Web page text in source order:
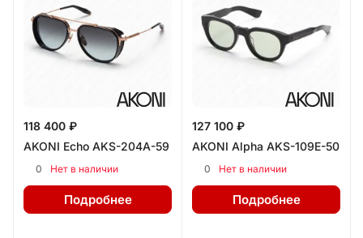
118 400 ₽
AKONI Echo AKS-204A-59
0 Нет в наличии
Подробнее
127 100 ₽
AKONI Alpha AKS-109E-50
0 Нет в наличии
Подробнее